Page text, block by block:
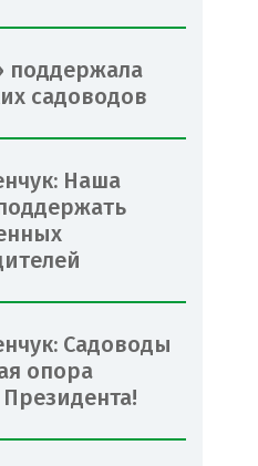
поддержала
садоводов
Наша
Садоводы
опора